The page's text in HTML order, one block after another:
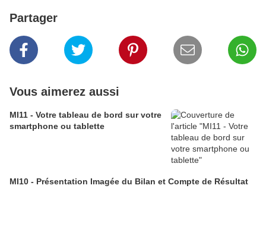
Partager
Vous aimerez aussi
MI11 - Votre tableau de bord sur votre
smartphone ou tablette
MI10 - Présentation Imagée du Bilan et Compte de Résultat